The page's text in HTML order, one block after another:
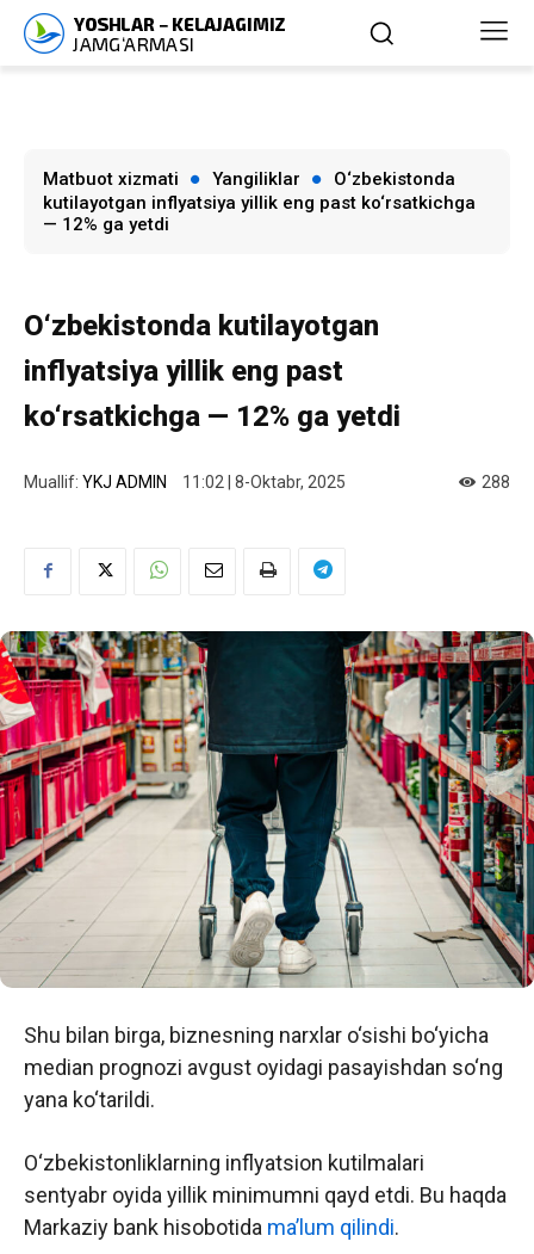
Matbuot xizmati Yangiliklar
O‘zbekistonda
kutilayotgan inflyatsiya yillik eng past ko‘rsatkichga
— 12% ga yetdi
O‘zbekistonda kutilayotgan
inflyatsiya yillik eng past
ko‘rsatkichga — 12% ga yetdi
Muallif: YKJ ADMIN 11:02 | 8-Oktabr, 2025 288
Shu bilan birga, biznesning narxlar o‘sishi bo‘yicha
median prognozi avgust oyidagi pasayishdan so‘ng
yana ko‘tarildi.
O‘zbekistonliklarning inflyatsion kutilmalari
sentyabr oyida yillik minimumni qayd etdi. Bu haqda
Markaziy bank hisobotida maʼlum qilindi.